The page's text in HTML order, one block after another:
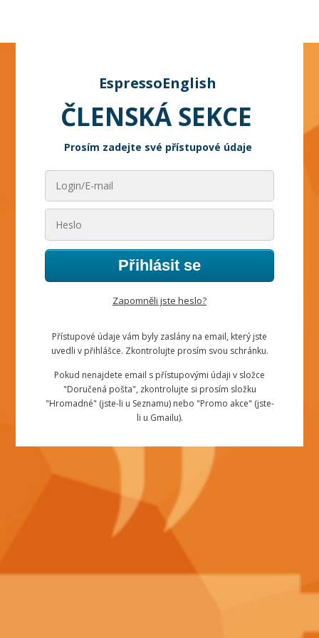
EspressoEnglish
ČLENSKÁ SEKCE
Prosím zadejte své přístupové údaje
Přihlásit se
Zapomněli jste heslo?
Přístupové údaje vám byly zaslány na email, který jste
uvedli v přihlášce. Zkontrolujte prosím svou schránku.
Pokud nenajdete email s přístupovými údaji v složce
"Doručená pošta", zkontrolujte si prosím složku
"Hromadné" (jste-li u Seznamu) nebo "Promo akce" (jste-
li u Gmailu).